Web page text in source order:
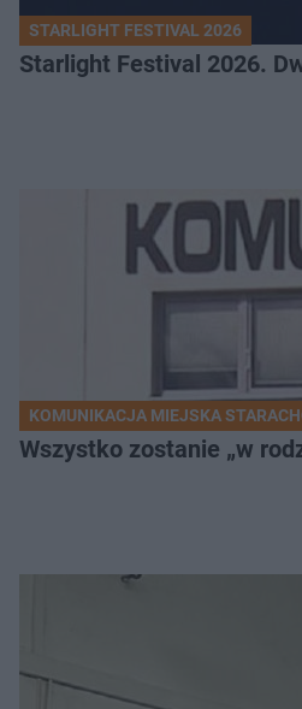
STARLIGHT FESTIVAL 2026
Starlight Festival 2026.
KOMUNIKACJA MIEJSKA
Wszystko zostanie „w